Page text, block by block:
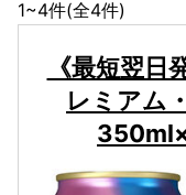
1~4件(全4件)
《最短翌
レミアム